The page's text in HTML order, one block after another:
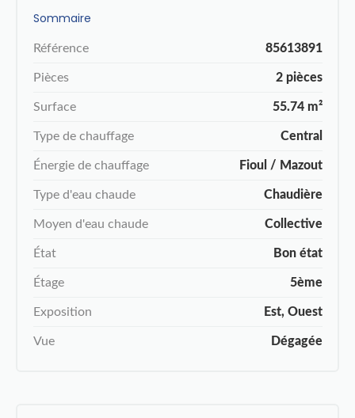
Sommaire
Référence 85613891
Pièces 2 pièces
Surface 55.74 m²
Type de chauffage Central
Énergie de chauffage Fioul / Mazout
Type d'eau chaude Chaudière
Moyen d'eau chaude Collective
État Bon état
Étage 5ème
Exposition Est, Ouest
Vue Dégagée